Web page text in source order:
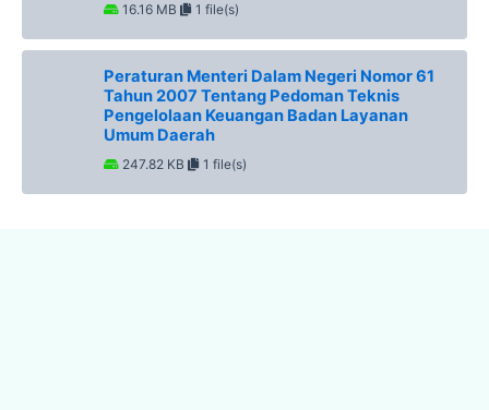
16.16 MB 1 file(s)
Peraturan Menteri Dalam Negeri Nomor 61
Tahun 2007 Tentang Pedoman Teknis
Pengelolaan Keuangan Badan Layanan
Umum Daerah
247.82 KB 1 file(s)